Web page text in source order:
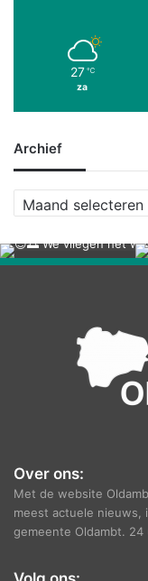
27 ℃
za
Archief
r
h
Over ons:
Met de website
meest actuele nieuws,
gemeente Oldambt.